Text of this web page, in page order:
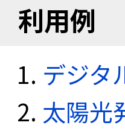
利用例
デジタ
太陽光